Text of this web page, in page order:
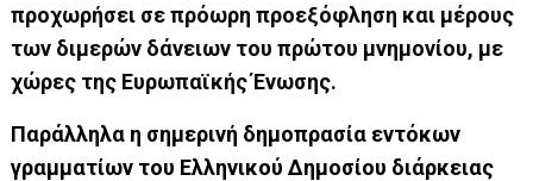
προχωρήσει σε πρόωρη προεξόφληση και μέρους
των διμερών δάνειων του πρώτου μνημονίου, με
χώρες της Ευρωπαϊκής Ένωσης.
Παράλληλα η σημερινή δημοπρασία εντόκων
γραμματίων του Ελληνικού Δημοσίου διάρκειας